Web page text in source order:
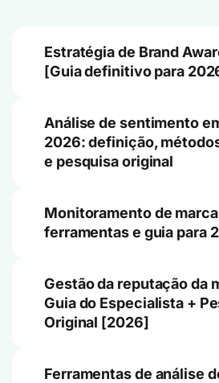
Estratégia de Brand
[Guia definitivo para
Análise de sentimento
2026: definição,
e pesquisa original
Monitoramento de
ferramentas e guia para
Gestão da reputação da
Guia do Especialista +
Original [2026]
Ferramentas de análise